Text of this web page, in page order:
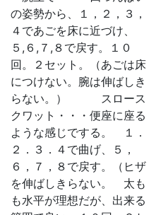
の姿勢から、１，２，３，
４であごを床に近づけ、
５,６,７,８で戻す。１０
回。２セット。（あごは床
につけない。腕は伸ばしき
らない。） スロース
クワット・・・便座に座る
ような感じでする。 １．
２．３．４で曲げ、５，
６，７，８で戻す。（ヒザ
を伸ばしきらない。 太も
も水平が理想だが、出来る